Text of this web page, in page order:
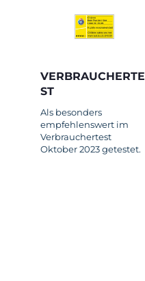
VERBRAUCHERTE
ST
Als besonders
empfehlenswert im
Verbrauchertest
Oktober 2023 getestet.